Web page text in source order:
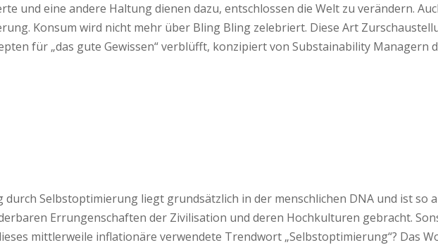
und eine andere Haltung dienen dazu, entschlossen die Welt zu verändern.
Konsum wird nicht mehr über Bling Bling zelebriert. Diese Art
für „das gute Gewissen“ verblüfft, konzipiert von Substainability Managern
Selbst­optimierung liegt grundsätzlich in der menschlichen DNA und ist so
Errungenschaften der Zivilisation und deren Hochkulturen gebracht.
mittlerweile inflationäre verwendete Trendwort „Selbstoptimierung“? Das